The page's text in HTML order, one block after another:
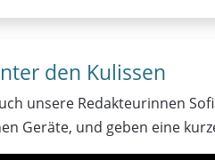
den Kulissen
unsere Redakteurinnen
Geräte, und geben eine